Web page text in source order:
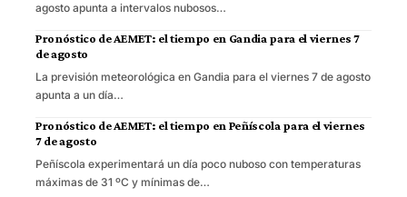
agosto apunta a intervalos nubosos…
Pronóstico de AEMET: el tiempo en Gandia para el viernes 7
de agosto
La previsión meteorológica en Gandia para el viernes 7 de agosto
apunta a un día…
Pronóstico de AEMET: el tiempo en Peñíscola para el viernes
7 de agosto
Peñíscola experimentará un día poco nuboso con temperaturas
máximas de 31 ºC y mínimas de…